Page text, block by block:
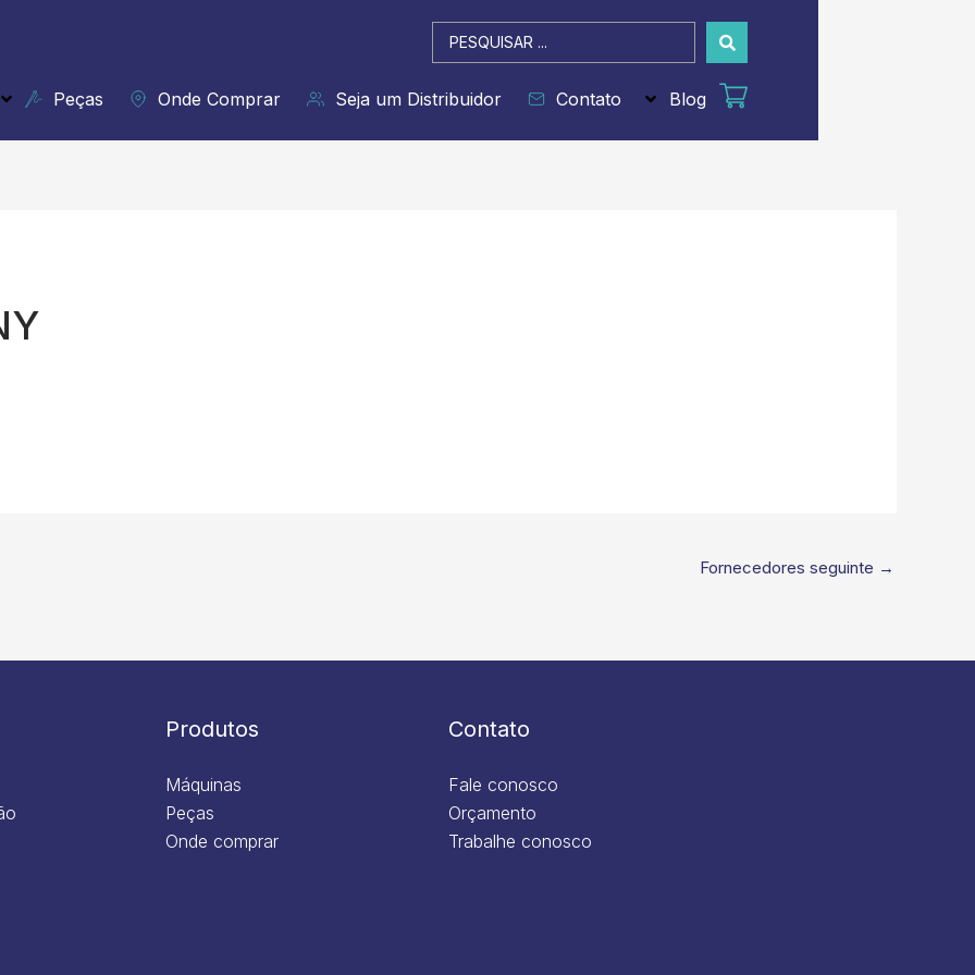
Pesquisar
...
Peças Onde Comprar Seja um Distribuidor Contato Blog
Fornecedores seguinte →
Produtos
Máquinas
Peças
Onde comprar
Contato
Fale conosco
Orçamento
Trabalhe conosco